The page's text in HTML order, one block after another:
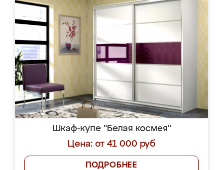
Шкаф-купе "Белая космея"
Цена: от 41 000 руб
ПОДРОБНЕЕ